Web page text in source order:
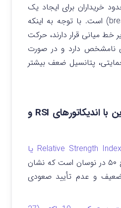
خریداران برای ایجاد یک
شکست قیمتی (breakout) است. با توجه به اینکه
میانی قرار دارند، حرکت
نامشخص دارد و در صورت
پتانسیل ضعف بیشتر
آنالیز قیمت دوج کوین با اندیکاتورهای RSI و
شاخص قدرت نسبی (Relative Strength Index یا
همچنان زیر سطح ۵۰ در نوسان است که نشان‌
ضعیف و عدم تأیید صعودی